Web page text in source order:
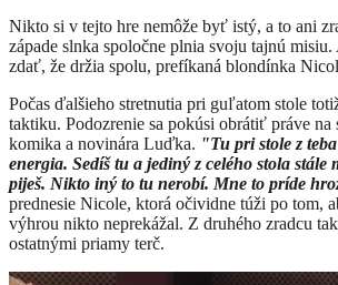
Nikto si v tejto hre nemôže byť istý, a to ani
západe slnka spoločne plnia svoju tajnú
zdať, že držia spolu, prefíkaná blondínka
Počas ďalšieho stretnutia pri guľatom stole
taktiku. Podozrenie sa pokúsi obrátiť práve na
komika a novinára Luďka. "Tu pri stole z
energia. Sedíš tu a jediný z celého stola stále
piješ. Nikto iný to tu nerobí. Mne to príde
prednesie Nicole, ktorá očividne túži po tom,
výhrou nikto neprekážal. Z druhého zradcu
ostatnými priamy terč.